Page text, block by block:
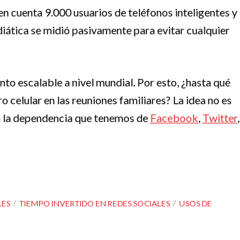
cuenta 9.000 usuarios de teléfonos inteligentes y
se midió pasivamente para evitar cualquier
escalable a nivel mundial. Por esto, ¿hasta qué
en las reuniones familiares? La idea no es
dependencia que tenemos de Facebook Twitter,
TIEMPO INVERTIDO EN REDES SOCIALES
USOS DE